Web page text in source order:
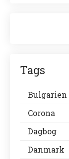
Tags
Bulgarien
Corona
Dagbog
Danmark